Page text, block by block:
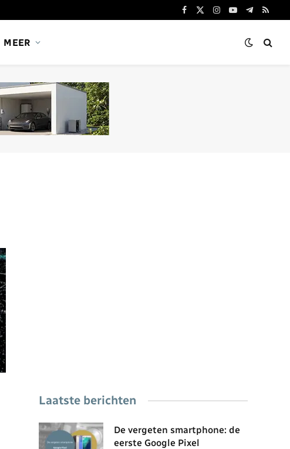
Facebook
X
Instagram
YouTube
Telegram
RSS
MEER
Laatste berichten
De vergeten smartphone: de
eerste Google Pixel